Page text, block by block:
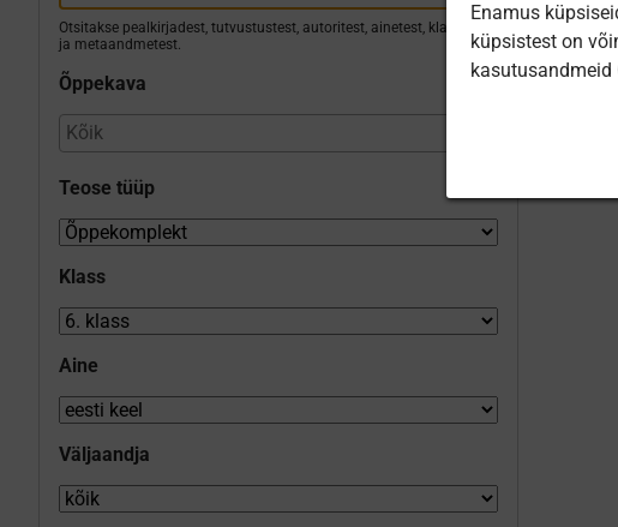
Otsitakse pealkirjadest, tutvustustest, autoritest, ainetest, klassidest
ja metaandmetest.
Õppekava
Teose tüüp
Klass
Aine
Väljaandja
Eesti keel
klassile
Enamus
küpsistest on
kasutusandmeid